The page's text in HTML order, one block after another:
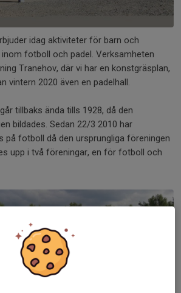
idag aktiviteter för barn och
fotboll och padel. Verksamheten
Tranehov, där vi har en konstgräsplan,
vintern 2020 även en padelhall.
tillbaks ända tills 1928, då den
bildades. Sedan 22/3 2010 har
på fotboll då den ursprungliga föreningen
upp i två föreningar, en för fotboll och